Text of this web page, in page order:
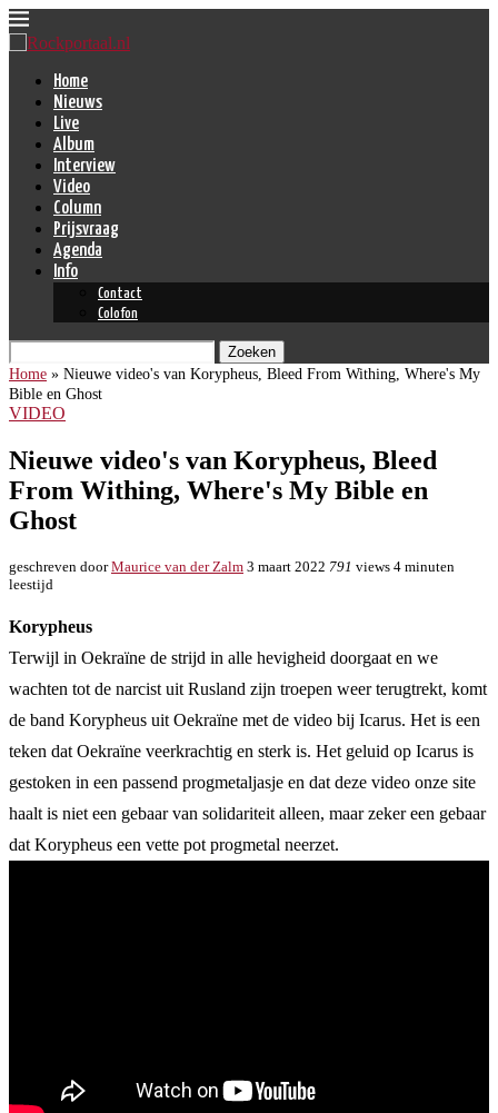
Home
Nieuws
Live
Album
Interview
Video
Column
Prijsvraag
Agenda
Info
Contact
Colofon
Zoeken
Home » Nieuwe video's van Korypheus, Bleed From Withing, Where's My
Bible en Ghost
VIDEO
Nieuwe video's van Korypheus, Bleed
From Withing, Where's My Bible en
Ghost
geschreven doorMaurice van der Zalm 3 maart 2022 791 views 4 minuten
leestijd
Korypheus
Terwijl in Oekraïne de strijd in alle hevigheid doorgaat en we
wachten tot de narcist uit Rusland zijn troepen weer terugtrekt, komt
de band Korypheus uit Oekraïne met de video bij Icarus. Het is een
teken dat Oekraïne veerkrachtig en sterk is. Het geluid op Icarus is
gestoken in een passend progmetaljasje en dat deze video onze site
haalt is niet een gebaar van solidariteit alleen, maar zeker een gebaar
dat Korypheus een vette pot progmetal neerzet.